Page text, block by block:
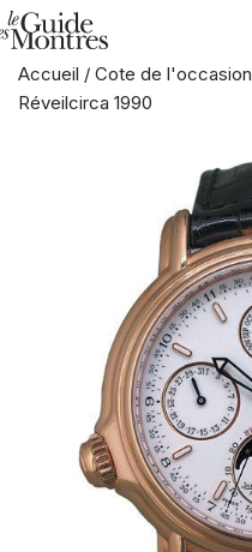
Accueil / Cote de l'occasion
Réveilcirca 1990